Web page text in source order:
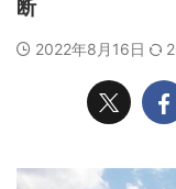
断
2022年8月16日